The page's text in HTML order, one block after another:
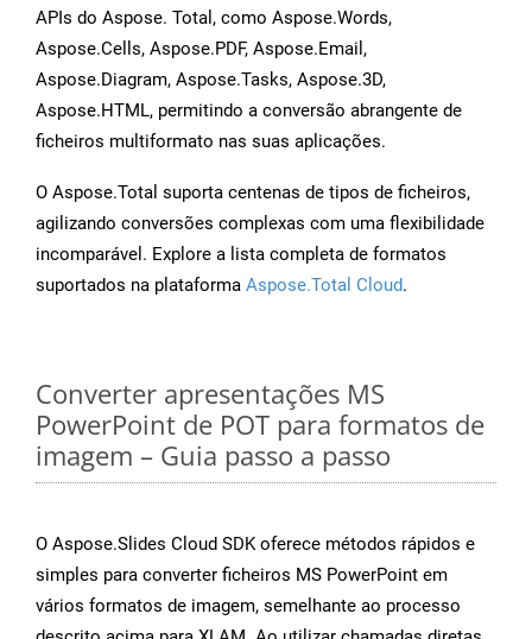
APIs do Aspose. Total, como Aspose.Words,
Aspose.Cells, Aspose.PDF, Aspose.Email,
Aspose.Diagram, Aspose.Tasks, Aspose.3D,
Aspose.HTML, permitindo a conversão abrangente de
ficheiros multiformato nas suas aplicações.
O Aspose.Total suporta centenas de tipos de ficheiros,
agilizando conversões complexas com uma flexibilidade
incomparável. Explore a lista completa de formatos
suportados na plataforma Aspose.Total Cloud.
Converter apresentações MS
PowerPoint de POT para formatos de
imagem – Guia passo a passo
O Aspose.Slides Cloud SDK oferece métodos rápidos e
simples para converter ficheiros MS PowerPoint em
vários formatos de imagem, semelhante ao processo